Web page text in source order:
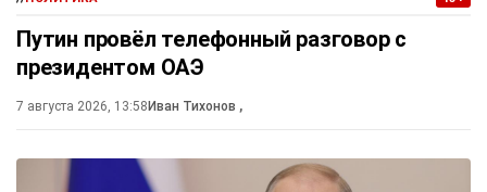
Путин провёл телефонный разговор с
президентом ОАЭ
7 августа 2026, 13:58Иван Тихонов ,